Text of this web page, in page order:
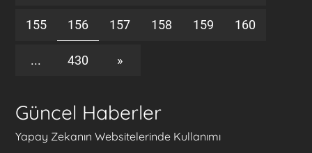
155 156 157 158 159 160
... 430 »
Güncel Haberler
Yapay Zekanın Websitelerinde Kullanımı